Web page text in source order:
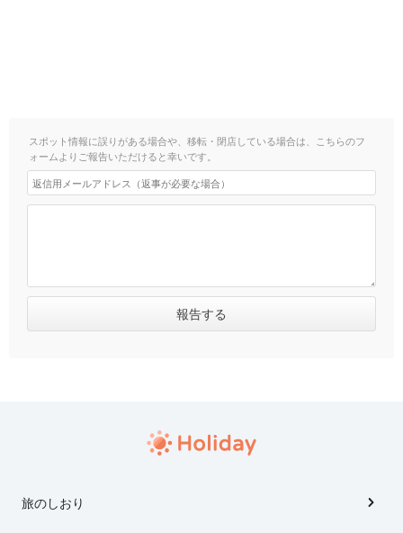
スポット情報に誤りがある場合や、移転・閉店している場合は、こちらのフ
ォームよりご報告いただけると幸いです。
旅のしおり